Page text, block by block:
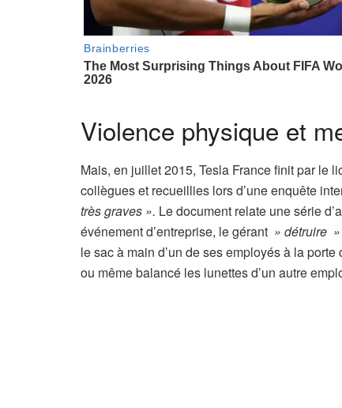
Violence physique et
Mais, en juillet 2015, Tesla France finit par le
collègues et recueillies lors d’une enquête
très graves ». Le document relate une série
événement d’entreprise, le gérant » détruire »
le sac à main d’un de ses employés à la
ou même balancé les lunettes d’un autre